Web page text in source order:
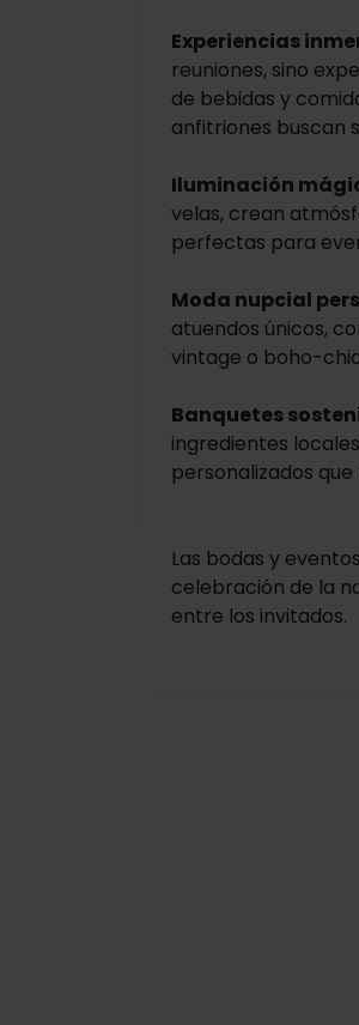
Experiencias
reuniones, sino
de bebidas y
anfitriones buscan
Iluminación
velas, crean
perfectas para
Moda nupcial
atuendos únicos,
vintage o boho-
Banquetes
ingredientes
personalizados
Las bodas y
celebración de la
entre los invitados.